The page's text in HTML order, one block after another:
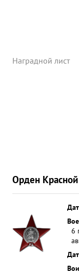
Августа 1945
знания
Наградной лист
Орден
6